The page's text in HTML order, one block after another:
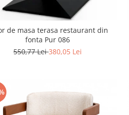
de masa terasa restaurant din
fonta Pur 086
550,77 Lei380,05 Lei